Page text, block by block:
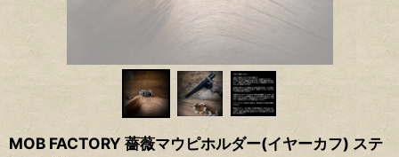
MOB FACTORY 薔薇マウピホルダー(イヤーカフ) ステ